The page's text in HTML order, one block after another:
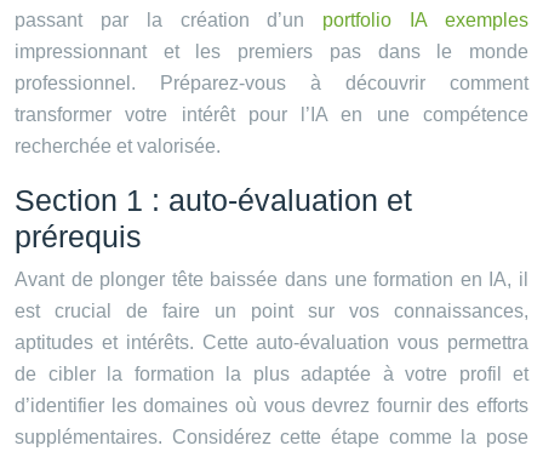
passant par la création d’un portfolio IA exemples
impressionnant et les premiers pas dans le monde
professionnel. Préparez-vous à découvrir comment
transformer votre intérêt pour l’IA en une compétence
recherchée et valorisée.
Section 1 : auto-évaluation et
prérequis
Avant de plonger tête baissée dans une formation en IA, il
est crucial de faire un point sur vos connaissances,
aptitudes et intérêts. Cette auto-évaluation vous permettra
de cibler la formation la plus adaptée à votre profil et
d’identifier les domaines où vous devrez fournir des efforts
supplémentaires. Considérez cette étape comme la pose